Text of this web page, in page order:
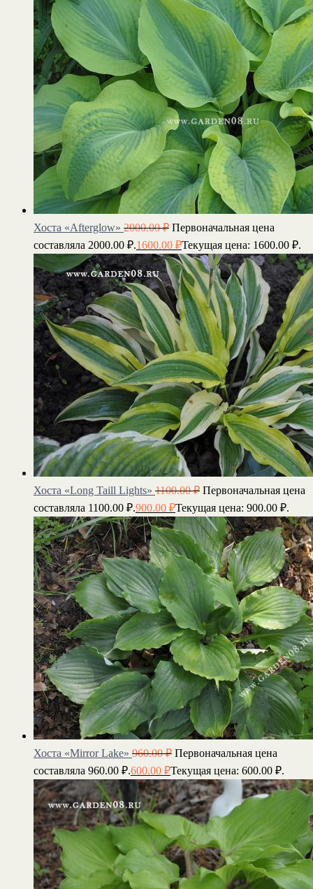
Хоста «Afterglow» 2000.00₽ Первоначальная цена
составляла 2000.00 ₽.1600.00 ₽Текущая цена: 1600.00 ₽.
Хоста «Long Taill Lights» 1100.00₽ Первоначальная цена
составляла 1100.00 ₽.900.00 ₽Текущая цена: 900.00 ₽.
Хоста «Mirror Lake» 960.00₽ Первоначальная цена
составляла 960.00 ₽.600.00 ₽Текущая цена: 600.00 ₽.